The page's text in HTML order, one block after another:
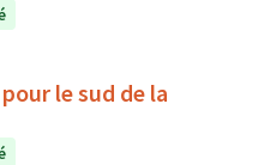
le sud de la